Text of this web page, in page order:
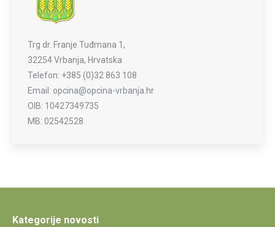
Trg dr. Franje Tuđmana 1,
32254 Vrbanja, Hrvatska
Telefon: +385 (0)32 863 108
Email: opcina@opcina-vrbanja.hr
OIB: 10427349735
MB: 02542528
Kategorije novosti